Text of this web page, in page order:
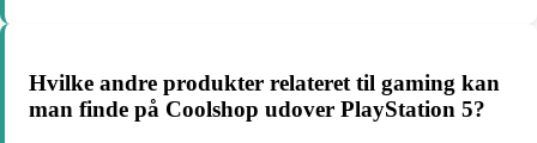
Hvilke andre produkter relateret til gaming kan
man finde på Coolshop udover PlayStation 5?